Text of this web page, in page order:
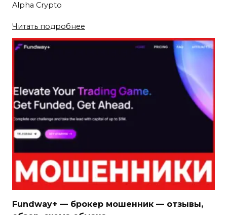
Alpha Crypto
Читать подробнее
Fundway+ — брокер мошенник — отзывы,